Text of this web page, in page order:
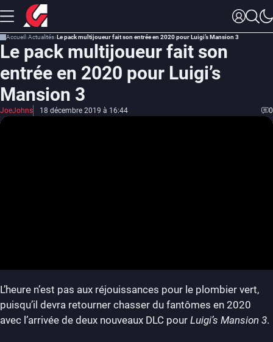
Accueil Actualités Le pack multijoueur fait son entrée en 2020 pour Luigi’s Mansion 3
Le pack multijoueur fait son
entrée en 2020 pour Luigi’s
Mansion 3
JoeJohns 18 décembre 2019 à 16:44 0
L’heure n’est pas aux réjouissances pour le plombier vert,
puisqu’il devra retourner chasser du fantômes en 2020
avec l’arrivée de deux nouveaux DLC pour Luigi’s Mansion 3.